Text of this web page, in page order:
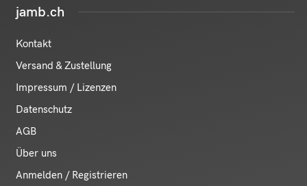
jamb.ch
Kontakt
Versand & Zustellung
Impressum / Lizenzen
Datenschutz
AGB
Über uns
Anmelden / Registrieren